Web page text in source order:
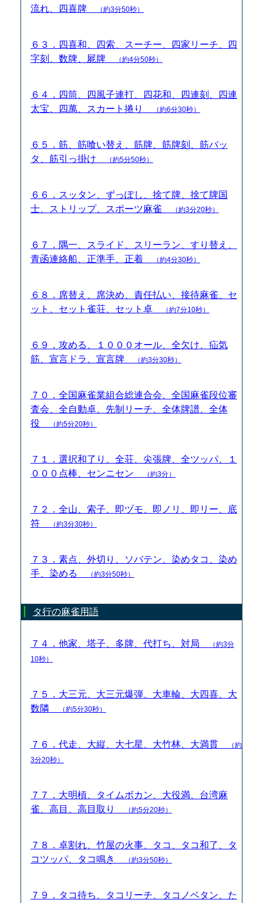
流れ、四喜牌
（約3分50秒）
６３．四喜和、四索、スーチー、四家リーチ、四
字刻、数牌、屍牌
（約4分50秒）
６４．四筒、四風子連打、四花和、四連刻、四連
太宝、四萬、スカート捲り
（約6分30秒）
６５．筋、筋喰い替え、筋牌、筋牌刻、筋バッ
タ、筋引っ掛け
（約5分50秒）
６６．スッタン、ずっぽし、捨て牌、捨て牌国
士、ストリップ、スポーツ麻雀
（約3分20秒）
６７．隅一、スライド、スリーラン、すり替え、
青函連絡船、正準手、正着
（約4分30秒）
６８．席替え、席決め、責任払い、接待麻雀、セ
ット、セット雀荘、セット卓
（約7分10秒）
６９．攻める、１０００オール、全欠け、疝気
筋、宣言ドラ、宣言牌
（約3分30秒）
７０．全国麻雀業組合総連合会、全国麻雀段位審
査会、全自動卓、先制リーチ、全体牌譜、全体
役
（約5分20秒）
７１．選択和了り、全荘、尖張牌、全ツッパ、１
０００点棒、センニセン
（約3分）
７２．全山、索子、即ヅモ、即ノリ、即リー、底
符
（約3分30秒）
７３．素点、外切り、ソバテン、染めタコ、染め
手、染める
（約3分50秒）
タ行の麻雀用語
７４．他家、塔子、多牌、代打ち、対局
（約3分
10秒）
７５．大三元、大三元爆弾、大車輪、大四喜、大
数隣
（約5分30秒）
７６．代走、大縦、大七星、大竹林、大満貫
（約
3分20秒）
７７．大明槓、タイムボカン、大役満、台湾麻
雀、高目、高目取り
（約5分20秒）
７８．卓割れ、竹屋の火事、タコ、タコ和了、タ
コツッパ、タコ鳴き
（約3分50秒）
７９．タコ待ち、タコリーチ、タコノベタン、た